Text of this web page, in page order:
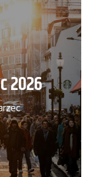
2026